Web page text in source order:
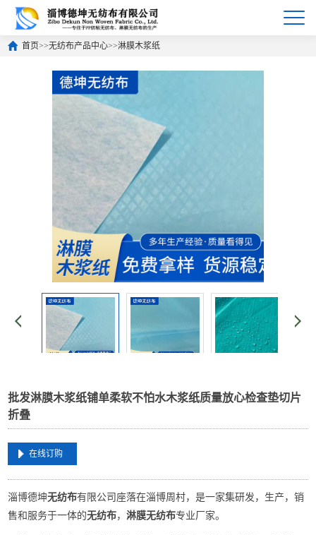
首页>>无纺布产品中心>>淋膜木浆纸
批发淋膜木浆纸铺单柔软不怕水木浆纸质量放心检查垫切片
折叠
在线订购
淄博德坤无纺布有限公司座落在淄博周村，是一家集研发，生产，销
售和服务于一体的无纺布，淋膜无纺布专业厂家。